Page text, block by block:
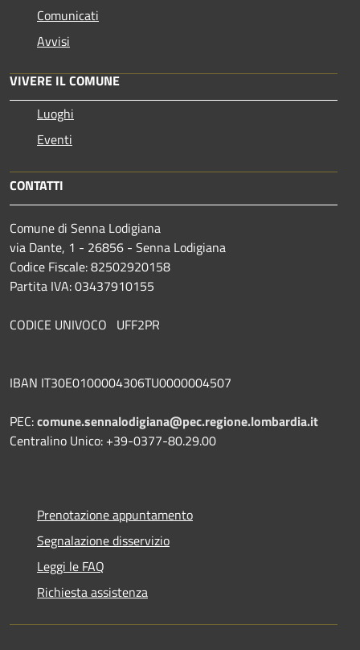
Comunicati
Avvisi
VIVERE IL COMUNE
Luoghi
Eventi
CONTATTI
Comune di Senna Lodigiana
via Dante, 1 - 26856 - Senna Lodigiana
Codice Fiscale: 82502920158
Partita IVA: 03437910155
CODICE UNIVOCO UFF2PR
IBAN IT30E0100004306TU0000004507
PEC:comune.sennalodigiana@pec.regione.lombardia.it
Centralino Unico: +39-0377-80.29.00
Prenotazione appuntamento
Segnalazione disservizio
Leggi le FAQ
Richiesta assistenza